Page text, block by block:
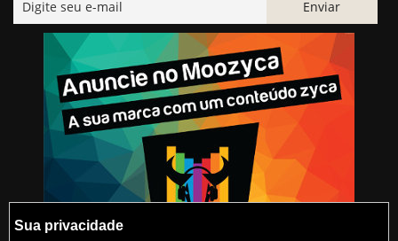
Sua privacidade